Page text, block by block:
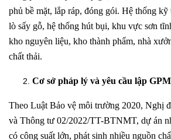
phủ bề mặt, lắp ráp, đóng gói. Hệ thống kỹ
lò sấy gỗ, hệ thống hút bụi, khu vực sơn
kho nguyên liệu, kho thành phẩm, nhà
chất thải.
Cơ sở pháp lý và yêu cầu lập
Theo Luật Bảo vệ môi trường 2020, Nghị
và Thông tư 02/2022/TT-BTNMT, dự án
có công suất lớn, phát sinh nhiều nguồn